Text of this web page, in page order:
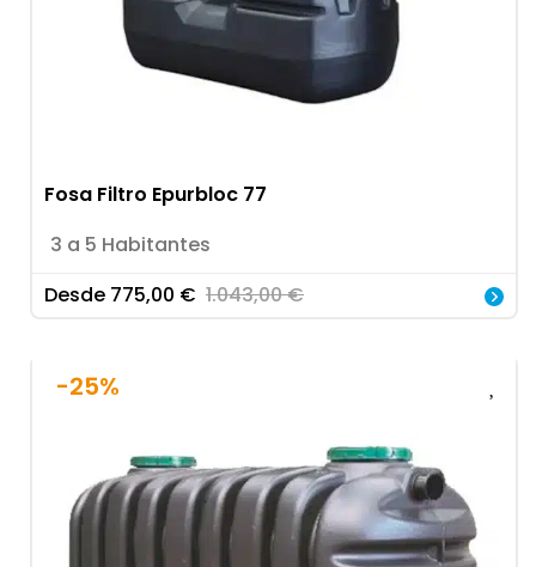
Fosa Filtro Epurbloc 77
3 a 5 Habitantes
Desde 775,00 € 1.043,00€
-25%